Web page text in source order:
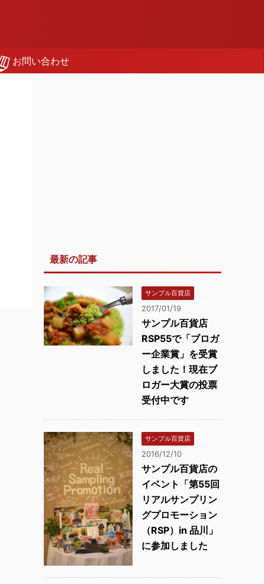
お問い合わせ
最新の記事
サンプル百貨店
2017/01/19
サンプル百貨店
RSP55で「ブロガ
ー企業賞」を受賞
しました！現在ブ
ロガー大賞の投票
受付中です
サンプル百貨店
2016/12/10
サンプル百貨店の
イベント「第55回
リアルサンプリン
グプロモーション
（RSP）in 品川」
に参加しました